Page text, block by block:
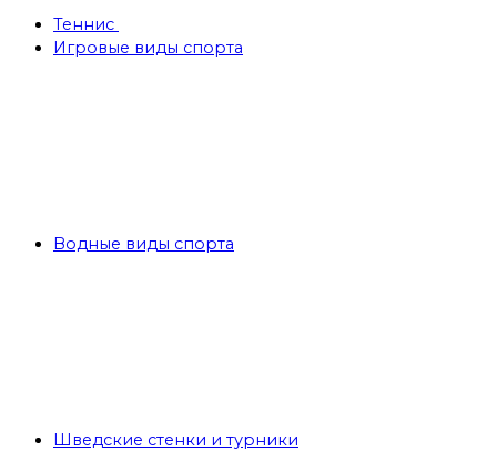
Теннис
Игровые виды спорта
Водные виды спорта
Шведские стенки и турники